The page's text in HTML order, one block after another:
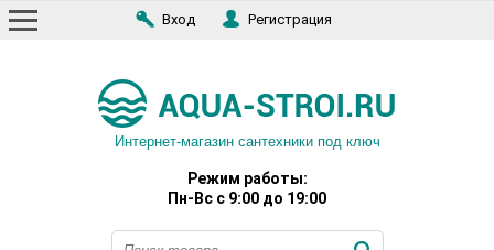
Вход Регистрация
Интернет-магазин сантехники под ключ
Режим работы:
Пн-Вс с 9:00 до 19:00